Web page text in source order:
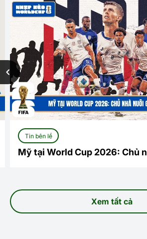
Xem tất cả
Tin bên lề
Mỹ tại World Cup 2026: Chủ